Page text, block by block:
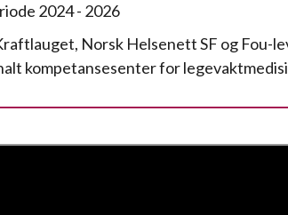
2024 - 2026
Norsk Helsenett SF og Fou-
kompetansesenter for